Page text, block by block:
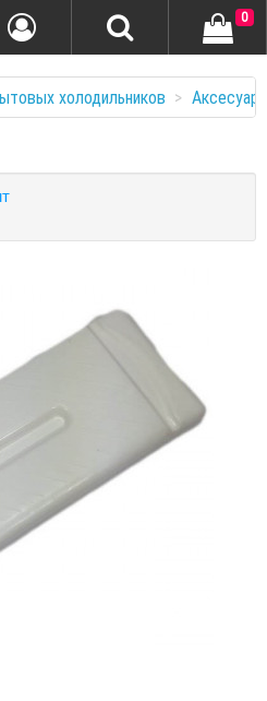
0
холодильников